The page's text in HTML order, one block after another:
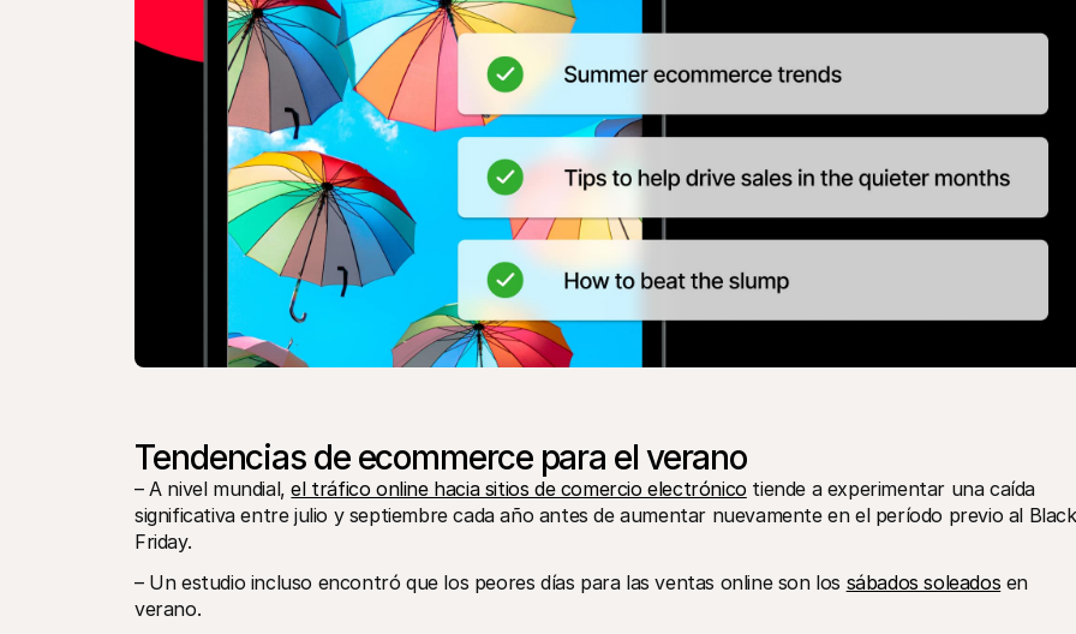
Tendencias de ecommerce para el verano
– A nivel mundial, el tráfico online hacia sitios de comercio electrónico tiende a experimentar una caída
significativa entre julio y septiembre cada año antes de aumentar nuevamente en el período previo al Black
Friday.
– Un estudio incluso encontró que los peores días para las ventas online son los sábados soleados en
verano.